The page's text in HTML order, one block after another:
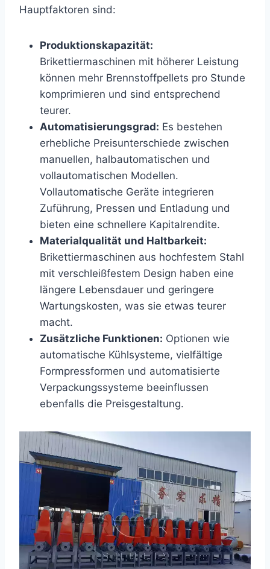
Hauptfaktoren sind:
Produktionskapazität:
Brikettiermaschinen mit höherer Leistung
können mehr Brennstoffpellets pro Stunde
komprimieren und sind entsprechend
teurer.
Automatisierungsgrad: Es bestehen
erhebliche Preisunterschiede zwischen
manuellen, halbautomatischen und
vollautomatischen Modellen.
Vollautomatische Geräte integrieren
Zuführung, Pressen und Entladung und
bieten eine schnellere Kapitalrendite.
Materialqualität und Haltbarkeit:
Brikettiermaschinen aus hochfestem Stahl
mit verschleißfestem Design haben eine
längere Lebensdauer und geringere
Wartungskosten, was sie etwas teurer
macht.
Zusätzliche Funktionen: Optionen wie
automatische Kühlsysteme, vielfältige
Formpressformen und automatisierte
Verpackungssysteme beeinflussen
ebenfalls die Preisgestaltung.